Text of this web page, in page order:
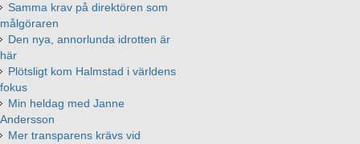
Samma krav på direktören som
målgöraren
Den nya, annorlunda idrotten är
här
Plötsligt kom Halmstad i världens
fokus
Min heldag med Janne
Andersson
Mer transparens krävs vid